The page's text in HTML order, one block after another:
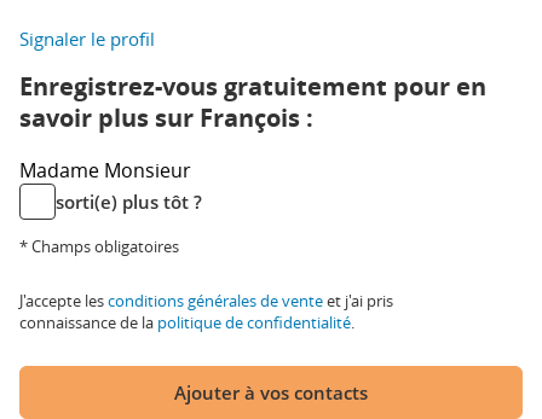
Signaler le profil
Enregistrez-vous gratuitement pour en
savoir plus sur François :
Madame Monsieur
sorti(e) plus tôt ?
* Champs obligatoires
J'accepte lesconditions générales de venteet j'ai pris
connaissance de la politique de confidentialité.
Ajouter à vos contacts